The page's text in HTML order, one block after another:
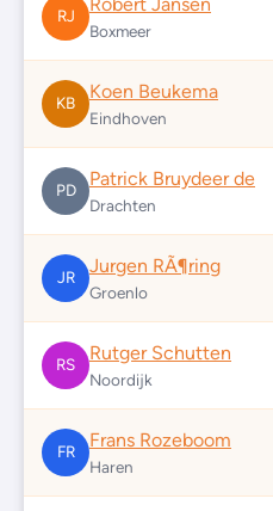
RJ
Boxmeer
KB
Koen Beukema
Eindhoven
PD
Patrick Bruydeer de
Drachten
JR
Jurgen RÃ¶ring
Groenlo
RS
Rutger Schutten
Noordijk
FR
Frans Rozeboom
Haren